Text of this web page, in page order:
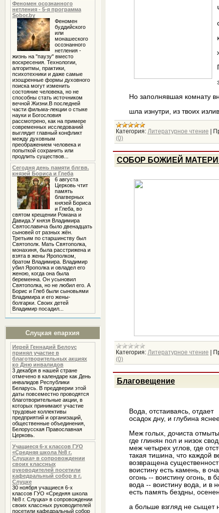
Феномен осознанного
нетления - 5-я программа
Sobor.by
Феномен
буддийского
или
монашеского
осознанного
нетления -
жизнь на "паузу" вместо
воскресения. Технологии,
алгоритмы, практики,
психотехники и даже самые
изощренные формы духовного
поиска могут изменить
состояние человека, но не
способны стать источником
вечной Жизни.В последней
части фильма-лекции о стыке
науки и Богословия
рассмотрено, как на примере
современных исследований
выглядит главный конфликт
между духовным
преображением человека и
попыткой сохранить или
продлить существов...
Сегодня день памяти блгвв.
князей Бориса и Глеба
6 августа
Церковь чтит
память
благверных
князей Бориса
и Глеба, во
святом крещении Романа и
Давида.У князя Владимира
Святославича было двенадцать
сыновей от разных жён.
Третьим по старшинству был
Святополк. Мать Святополка,
монахиня, была расстрижена и
взята в жены Ярополком,
братом Владимира. Владимир
убил Ярополка и овладел его
женою, когда она была
беременна. Он усыновил
Святополка, но не любил его. А
Борис и Глеб были сыновьями
Владимира и его жены-
болгарки. Своих детей
Владимир посадил...
Слуцкая епархия
Иерей Геннадий Белоус
принял участие в
благотворительных акциях
ко Дню инвалидов
3 декабря в нашей стране
отмечено в календаре как День
инвалидов Республики
Беларусь. В преддверии этой
даты повсеместно проводятся
благотворительные акции, в
которых принимают участие
трудовые коллективы
предприятий и организаций,
общественные объединения,
Белорусская Православная
Церковь.
Учащиеся 6-х классов ГУО
«Средняя школа №8 г.
Слуцка» в сопровождении
своих классных
руководителей посетили
кафедральный собор в г.
Слуцке
30 ноября учащиеся 6-х
классов ГУО «Средняя школа
№8 г. Слуцка» в сопровождении
своих классных руководителей
посетили кафедральный собор
Но заполнявшая комнату
шла изнутри, из твоих
Категория: Литературное чтение
(0)
СОБОР БОЖИЕЙ МАТЕРИ
Категория: Литературное чтение
(0)
Благовещение
Вода, отстаиваясь, отдает
осадок дну, и глубина
Меж голых, дочиста
где глинян пол и низок
меж четырех углов, где
такая тишина, что каждой
возвращена
воистину есть камень, в
огонь -- воистину огонь, в
вода -- воистину вода, и в
есть память бездны,
а больше взгляд не сыщет